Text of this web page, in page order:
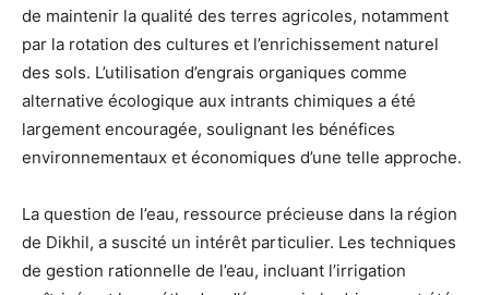
de maintenir la qualité des terres agricoles, notamment
par la rotation des cultures et l’enrichissement naturel
des sols. L’utilisation d’engrais organiques comme
alternative écologique aux intrants chimiques a été
largement encouragée, soulignant les bénéfices
environnementaux et économiques d’une telle approche.
La question de l’eau, ressource précieuse dans la région
de Dikhil, a suscité un intérêt particulier. Les techniques
de gestion rationnelle de l’eau, incluant l’irrigation